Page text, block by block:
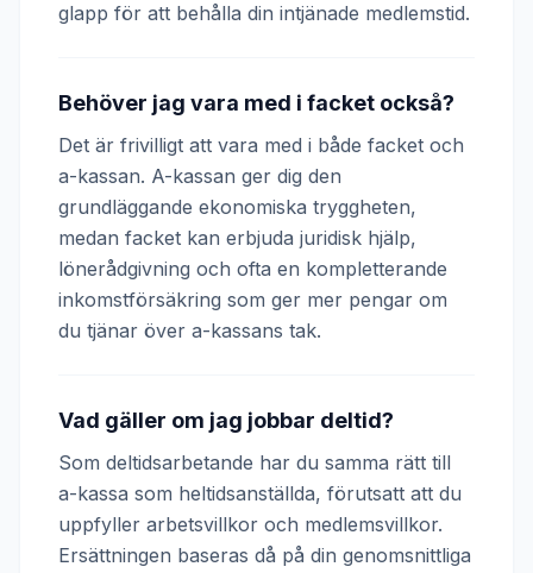
glapp för att behålla din intjänade medlemstid.
Behöver jag vara med i facket också?
Det är frivilligt att vara med i både facket och
a-kassan. A-kassan ger dig den
grundläggande ekonomiska tryggheten,
medan facket kan erbjuda juridisk hjälp,
lönerådgivning och ofta en kompletterande
inkomstförsäkring som ger mer pengar om
du tjänar över a-kassans tak.
Vad gäller om jag jobbar deltid?
Som deltidsarbetande har du samma rätt till
a-kassa som heltidsanställda, förutsatt att du
uppfyller arbetsvillkor och medlemsvillkor.
Ersättningen baseras då på din genomsnittliga